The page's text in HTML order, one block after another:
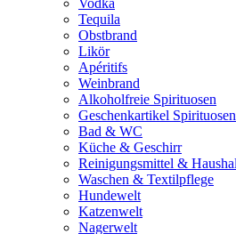
Vodka
Tequila
Obstbrand
Likör
Apéritifs
Weinbrand
Alkoholfreie Spirituosen
Geschenkartikel
Bad & WC
Küche & Geschirr
Reinigungsmittel &
Waschen & Textilpflege
Hundewelt
Katzenwelt
Nagerwelt